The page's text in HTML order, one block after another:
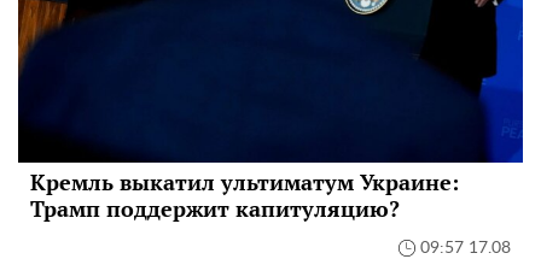
Кремль выкатил ультиматум Украине:
Трамп поддержит капитуляцию?
09:57 17.08